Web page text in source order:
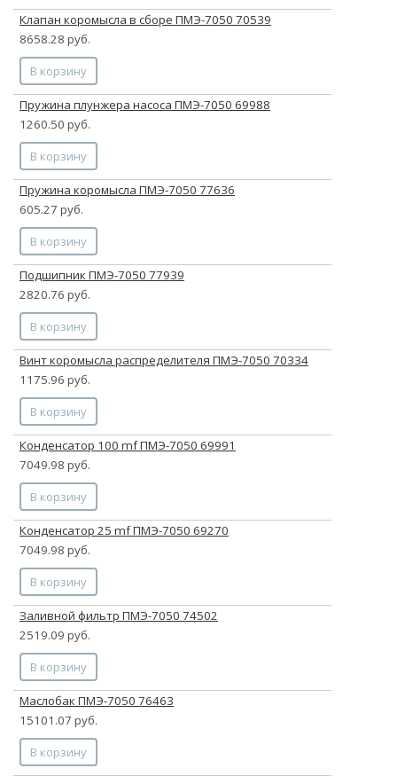
Клапан коромысла в сборе ПМЭ-7050 70539
8658.28 руб.
В корзину
Пружина плунжера насоса ПМЭ-7050 69988
1260.50 руб.
В корзину
Пружина коромысла ПМЭ-7050 77636
605.27 руб.
В корзину
Подшипник ПМЭ-7050 77939
2820.76 руб.
В корзину
Винт коромысла распределителя ПМЭ-7050 70334
1175.96 руб.
В корзину
Конденсатор 100 mf ПМЭ-7050 69991
7049.98 руб.
В корзину
Конденсатор 25 mf ПМЭ-7050 69270
7049.98 руб.
В корзину
Заливной фильтр ПМЭ-7050 74502
2519.09 руб.
В корзину
Маслобак ПМЭ-7050 76463
15101.07 руб.
В корзину